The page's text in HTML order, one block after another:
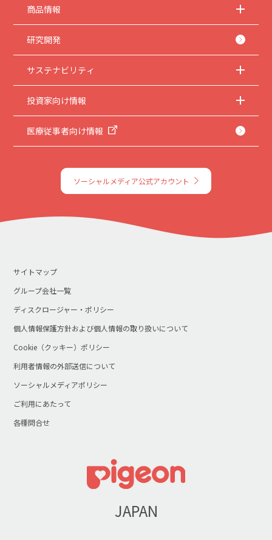
商品情報
研究開発
サステナビリティ
投資家向け情報
医療従事者向け情報
ソーシャルメディア公式アカウント
サイトマップ
グループ会社一覧
ディスクロージャー・ポリシー
個人情報保護方針および個人情報の取り扱いについて
Cookie（クッキー）ポリシー
利用者情報の外部送信について
ソーシャルメディアポリシー
ご利用にあたって
各種問合せ
JAPAN